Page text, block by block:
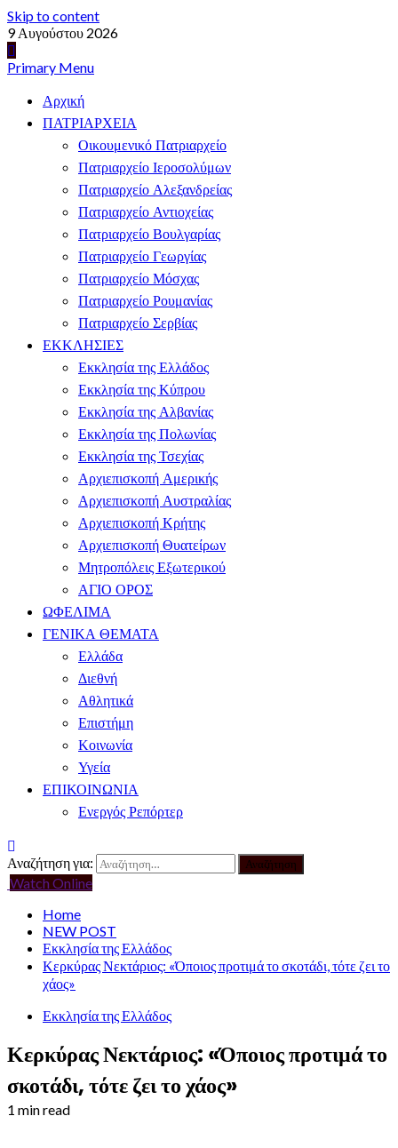
Skip to content
9 Αυγούστου 2026
Primary Menu
Αρχική
ΠΑΤΡΙΑΡΧΕΙΑ
Οικουμενικό Πατριαρχείο
Πατριαρχείο Ιεροσολύμων
Πατριαρχείο Αλεξανδρείας
Πατριαρχείο Αντιοχείας
Πατριαρχείο Βουλγαρίας
Πατριαρχείο Γεωργίας
Πατριαρχείο Μόσχας
Πατριαρχείο Ρουμανίας
Πατριαρχείο Σερβίας
ΕΚΚΛΗΣΙΕΣ
Εκκλησία της Ελλάδος
Εκκλησία της Κύπρου
Εκκλησία της Αλβανίας
Εκκλησία της Πολωνίας
Εκκλησία της Τσεχίας
Αρχιεπισκοπή Αμερικής
Αρχιεπισκοπή Αυστραλίας
Αρχιεπισκοπή Κρήτης
Αρχιεπισκοπή Θυατείρων
Μητροπόλεις Εξωτερικού
ΑΓΙΟ ΟΡΟΣ
ΩΦΕΛΙΜΑ
ΓΕΝΙΚΑ ΘΕΜΑΤΑ
Ελλάδα
Διεθνή
Αθλητικά
Επιστήμη
Κοινωνία
Υγεία
ΕΠΙΚΟΙΝΩΝΙΑ
Ενεργός Ρεπόρτερ
Αναζήτηση για:
Watch Online
Home
NEW POST
Εκκλησία της Ελλάδος
Κερκύρας Νεκτάριος: «Όποιος προτιμά το σκοτάδι, τότε ζει το
χάος»
Εκκλησία της Ελλάδος
Κερκύρας Νεκτάριος: «Όποιος προτιμά το
σκοτάδι, τότε ζει το χάος»
1 min read